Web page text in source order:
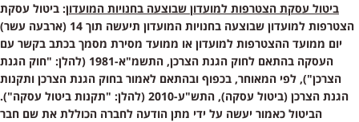
ביטול עסקת הצטרפות למועדון שבוצעה בחנויות המועדון: ביטול עסקת
הצטרפות למועדון שבוצעה בחנויות המועדון תיעשה תוך 14 (ארבעה עשר)
יום ממועד ההצטרפות למועדון או ממועד מסירת מסמך בכתב בקשר עם
העסקה בהתאם לחוק הגנת הצרכן, התשמ"א-1981 (להלן: "חוק הגנת
הצרכן"), לפי המאוחר, בכפוף ובהתאם לאמור בחוק הגנת הצרכן ותקנות
הגנת הצרכן (ביטול עסקה), התש"ע-2010 (להלן: "תקנות ביטול עסקה").
הביטול כאמור יעשה על ידי מתן הודעה לחברה הכוללת את שם חבר